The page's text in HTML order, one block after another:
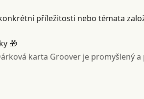
příležitosti nebo témata
🎁
karta Groover je promyšlený